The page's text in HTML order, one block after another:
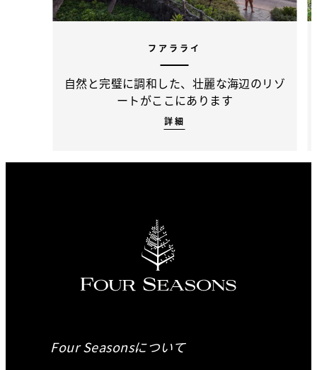
フアラライ
自然と完璧に調和した、壮麗な海辺のリゾ
ートがここにあります
詳細
Four Seasonsについて